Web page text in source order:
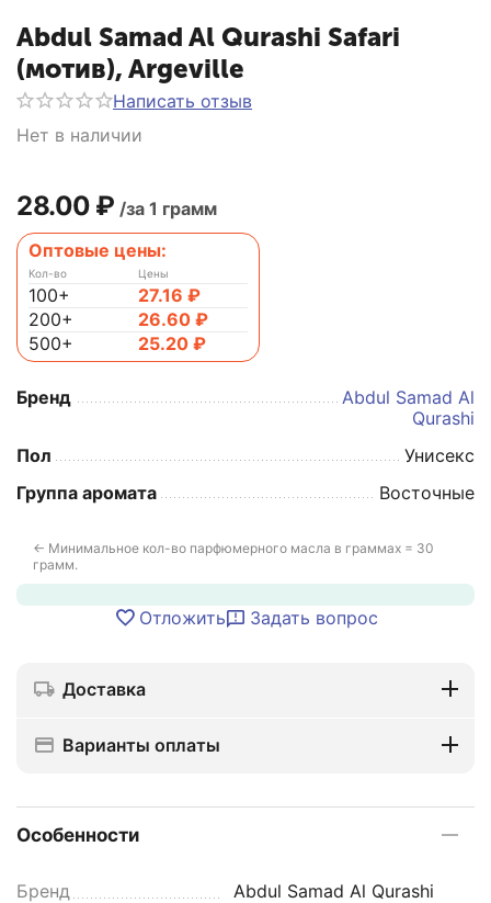
Abdul Samad Al Qurashi Safari
(мотив), Argeville
Написать отзыв
Нет в наличии
28.00 ₽ /за 1 грамм
Оптовые цены:
Кол-во
100+
200+
500+
Цены
27.16 ₽
26.60 ₽
25.20 ₽
Бренд
Abdul Samad Al
Qurashi
Пол
Унисекс
Группа аромата
Восточные
← Минимальное кол-во парфюмерного масла в граммах = 30
грамм.
Отложить Задать вопрос
Доставка
Варианты оплаты
Особенности
Бренд Abdul Samad Al Qurashi